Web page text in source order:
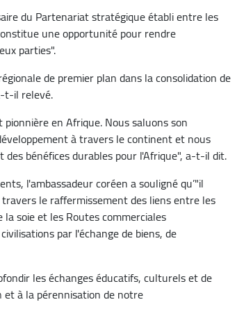
du Partenariat stratégique établi entre les
une opportunité pour rendre
parties".
de premier plan dans la consolidation de
t-il relevé.
en Afrique. Nous saluons son
à travers le continent et nous
bénéfices durables pour l'Afrique", a-t-il dit.
l'ambassadeur coréen a souligné qu’"il
le raffermissement des liens entre les
soie et les Routes commerciales
par l'échange de biens, de
les échanges éducatifs, culturels et de
à la pérennisation de notre